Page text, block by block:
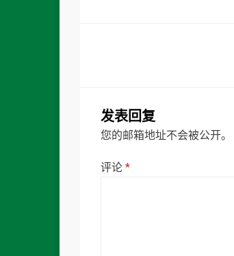
发表回复
您的邮箱地址不会被公开。
评论 *